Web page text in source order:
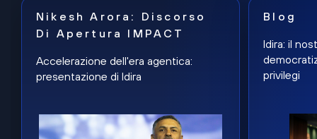
Nikesh Arora: Discorso
Di Apertura IMPACT
Accelerazione dell'era agentica:
presentazione di Idira
Blog
Idira: il
privilegi